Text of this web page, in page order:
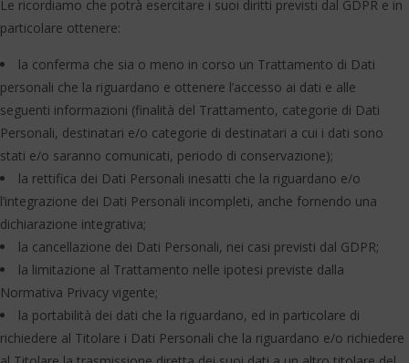
Le ricordiamo che potrà esercitare i suoi diritti previsti dal GDPR e in
particolare ottenere:
la conferma che sia o meno in corso un Trattamento di Dati
personali che la riguardano e ottenere l’accesso ai dati e alle
seguenti informazioni (finalità del Trattamento, categorie di Dati
Personali, destinatari e/o categorie di destinatari a cui i dati sono
stati e/o saranno comunicati, periodo di conservazione);
la rettifica dei Dati Personali inesatti che la riguardano e/o
l’integrazione dei Dati Personali incompleti, anche fornendo una
dichiarazione integrativa;
la cancellazione dei Dati Personali, nei casi previsti dal GDPR;
la limitazione al Trattamento nelle ipotesi previste dalla
Normativa Privacy vigente;
la portabilità dei dati che la riguardano, ed in particolare di
richiedere al Titolare i Dati Personali che la riguardano e/o richiedere